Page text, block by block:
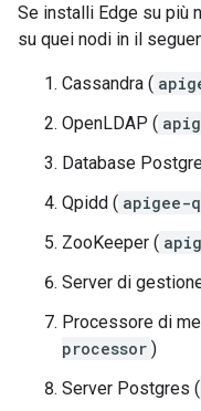
Se installi Edge su più
su quei nodi in il
Cassandra (
OpenLDAP (
Database
Qpidd ( apigee-
ZooKeeper (
Server di
Processore di
processor )
Server Postgres (